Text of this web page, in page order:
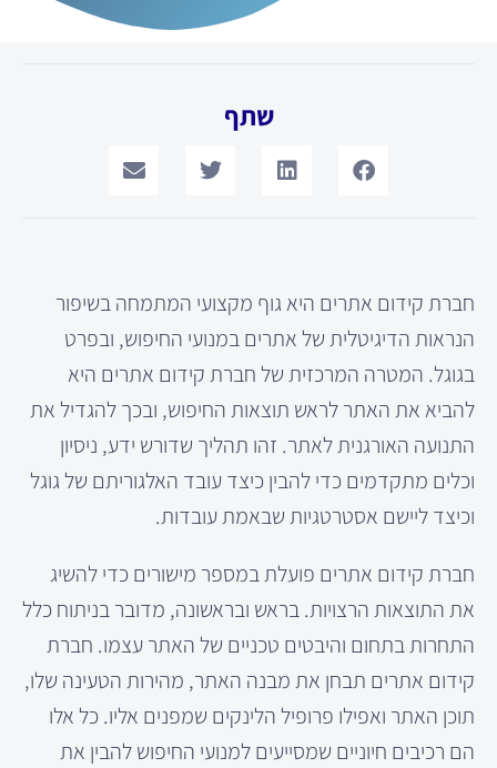
שתף
חברת קידום אתרים היא גוף מקצועי המתמחה בשיפור
הנראות הדיגיטלית של אתרים במנועי החיפוש, ובפרט
בגוגל. המטרה המרכזית של חברת קידום אתרים היא
להביא את האתר לראש תוצאות החיפוש, ובכך להגדיל את
התנועה האורגנית לאתר. זהו תהליך שדורש ידע, ניסיון
וכלים מתקדמים כדי להבין כיצד עובד האלגוריתם של גוגל
וכיצד ליישם אסטרטגיות שבאמת עובדות.
חברת קידום אתרים פועלת במספר מישורים כדי להשיג
את התוצאות הרצויות. בראש ובראשונה, מדובר בניתוח כלל
התחרות בתחום והיבטים טכניים של האתר עצמו. חברת
קידום אתרים תבחן את מבנה האתר, מהירות הטעינה שלו,
תוכן האתר ואפילו פרופיל הלינקים שמפנים אליו. כל אלו
הם רכיבים חיוניים שמסייעים למנועי החיפוש להבין את